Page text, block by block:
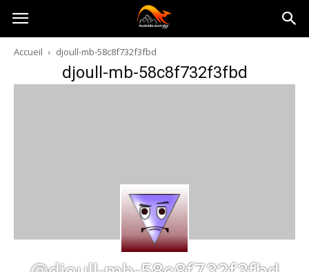
Australia-
australie.com
Accueil djoull-mb-58c8f732f3fbd
djoull-mb-58c8f732f3fbd